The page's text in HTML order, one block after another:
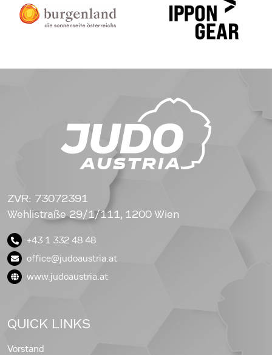
ZVR: 73072391
Wehlistraße 29/1/111, 1200 Wien
+43 1 332 48 48
office@judoaustria.at
www.judoaustria.at
QUICK LINKS
Vorstand